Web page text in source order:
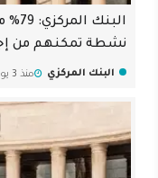
نشطة تمكنهم من
البنك المركزي منذ 3 يوم